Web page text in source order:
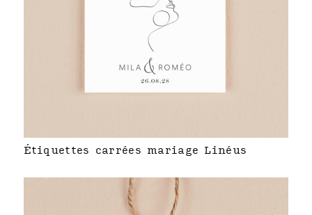
Étiquettes carrées mariage Linéus